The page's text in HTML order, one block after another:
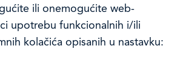
ili onemogućite web-
upotrebu funkcionalnih i/ili
kolačića opisanih u nastavku: